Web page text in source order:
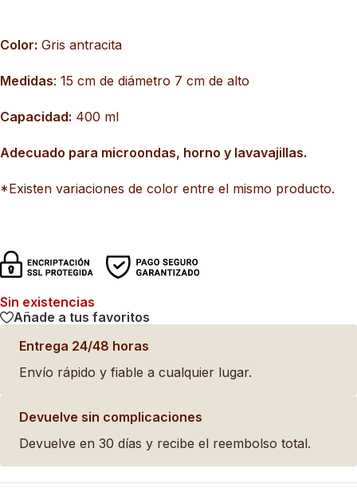
Color: Gris antracita
Medidas: 15 cm de diámetro 7 cm de alto
Capacidad: 400 ml
Adecuado para microondas, horno y lavavajillas.
*Existen variaciones de color entre el mismo producto.
Sin existencias
Añade a tus favoritos
Entrega 24/48 horas
Envío rápido y fiable a cualquier lugar.
Devuelve sin complicaciones
Devuelve en 30 días y recibe el reembolso total.